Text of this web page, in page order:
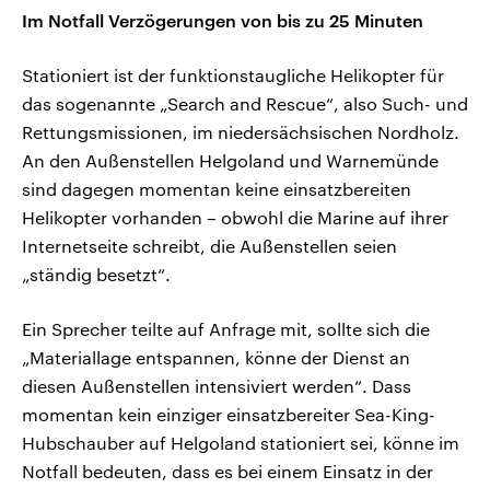
Im Notfall Verzögerungen von bis zu 25 Minuten
Stationiert ist der funktionstaugliche Helikopter für
das sogenannte „Search and Rescue“, also Such- und
Rettungsmissionen, im niedersächsischen Nordholz.
An den Außenstellen Helgoland und Warnemünde
sind dagegen momentan keine einsatzbereiten
Helikopter vorhanden – obwohl die Marine auf ihrer
Internetseite schreibt, die Außenstellen seien
„ständig besetzt“.
Ein Sprecher teilte auf Anfrage mit, sollte sich die
„Materiallage entspannen, könne der Dienst an
diesen Außenstellen intensiviert werden“. Dass
momentan kein einziger einsatzbereiter Sea-King-
Hubschauber auf Helgoland stationiert sei, könne im
Notfall bedeuten, dass es bei einem Einsatz in der